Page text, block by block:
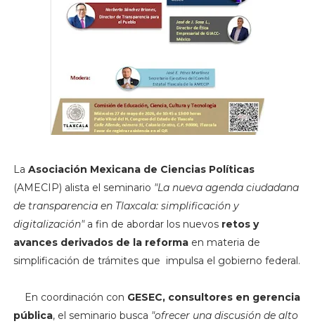
La Asociación Mexicana de Ciencias Políticas
(AMECIP) alista el seminario "La nueva agenda ciudadana
de transparencia en Tlaxcala: simplificación y
digitalización"a fin de abordar los nuevos retos y
avances derivados de la reformaen materia de
simplificación de trámites que impulsa el gobierno federal.
En coordinación con GESEC, consultores en gerencia
pública, el seminario busca "ofrecer una discusión de alto